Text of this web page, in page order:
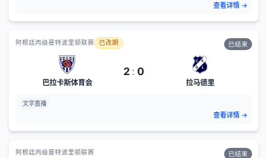
查看详情→
阿根廷丙级曼特波里顿联赛 已改期 已结束
巴拉卡斯体育会
2 : 0
拉马德里
文字直播
查看详情→
阿根廷丙级曼特波里顿联赛 已结束